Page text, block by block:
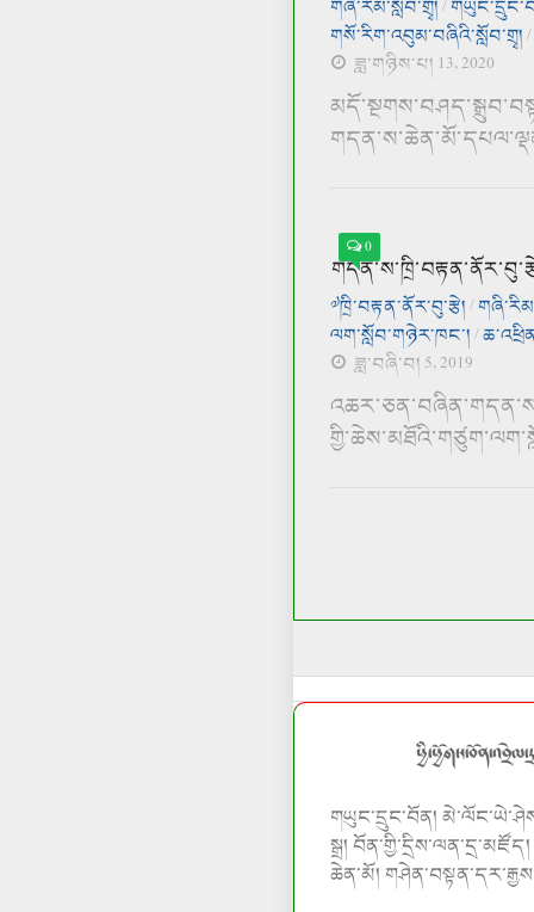
གཞི་རིམ་སློབ་གྲྭ།/
གསོ་རིག་འབུམ་བཞིའི་སློབ་གྲྭ།/
ཟླ་གཉིས་པ། 13, 2020
0
༧ཁྲི་བརྟན་ནོར་བུ་རྩེ།/
ལག་སློབ་གཉེར་ཁང་།/
ཟླ་བཞི་བ། 5, 2019
གཡུང་དྲུང་བོན།
སྒྲ། བོན་གྱི་དྲིས་ལན་དྲ་མཛོད།
ཆེན་མོ།